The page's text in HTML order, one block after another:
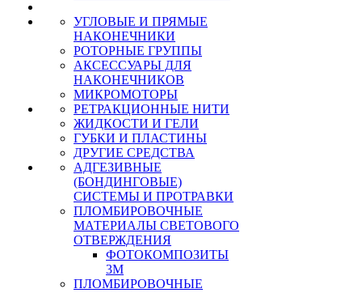
УГЛОВЫЕ И ПРЯМЫЕ
НАКОНЕЧНИКИ
РОТОРНЫЕ ГРУППЫ
АКСЕССУАРЫ ДЛЯ
НАКОНЕЧНИКОВ
МИКРОМОТОРЫ
РЕТРАКЦИОННЫЕ НИТИ
ЖИДКОСТИ И ГЕЛИ
ГУБКИ И ПЛАСТИНЫ
ДРУГИЕ СРЕДСТВА
АДГЕЗИВНЫЕ
(БОНДИНГОВЫЕ)
СИСТЕМЫ И ПРОТРАВКИ
ПЛОМБИРОВОЧНЫЕ
МАТЕРИАЛЫ СВЕТОВОГО
ОТВЕРЖДЕНИЯ
ФОТОКОМПОЗИТЫ
3М
ПЛОМБИРОВОЧНЫЕ